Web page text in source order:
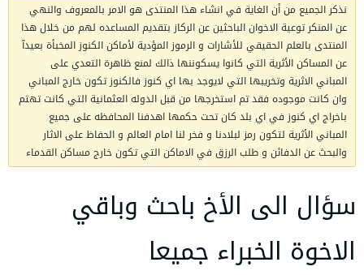
نذكر الجميع من أن الغاية في انشاء هذا المنتدى هو الامر بالمعروف والنهي
عن المنكر توعية الاخوان الباحثين عن الركاز بتقديم المساعده لهم من خلال هذا
المنتدى بالعلم الحقيقي للأشارات و الرموز المؤدية لأماكن الكنوز المخبأة بعيدآ
عن المساكن الأثرية التي كانوا يسكوننها ذالك لمنع ظاهرة التعدي على
المباني الاثرية وتخريبها التي لايوجد بها اي كنوز فالكنوز تكون خارج المباني
وان كانت موجوده فقد تم استخرجها من قبل الدوله العثمانية التي كانت تهتم
باخراج اي كنوز في اي بلد كان تحت حكمها اهدفنا المحافظه على جميع
المباني الأثرية لتكون رمز لبلادنا و فخر لنا امام العالم و الحفاظ على الاثار
والبحث عن الدفائن و طلب الرزق في الاماكن التي تكون خارج مساكن القدماء
سؤال الى الأخ باحث وباقي
الاخوة الخبراء جميعا